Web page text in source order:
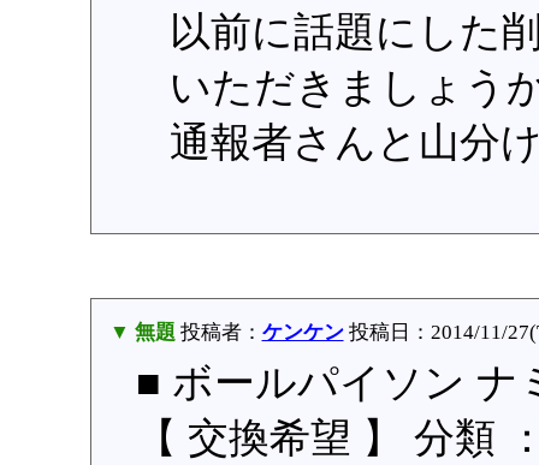
以前に話題にした
いただきましょう
通報者さんと山分
▼ 無題 投稿者： ケンケン投稿日：2014/11/
■ ボールパイソン
【 交換希望 】 分類